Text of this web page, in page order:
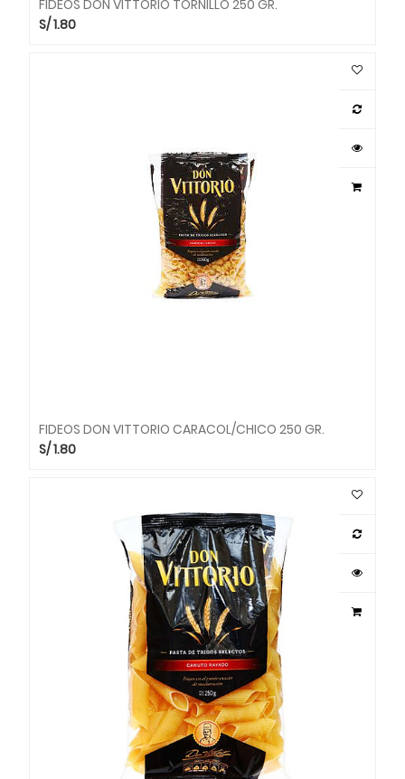
FIDEOS DON VITTORIO TORNILLO 250 GR.
S/1.80
FIDEOS DON VITTORIO CARACOL/CHICO 250 GR.
S/1.80